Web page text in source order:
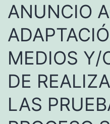
ANUNCIO
MEDIOS Y/
DE
LAS